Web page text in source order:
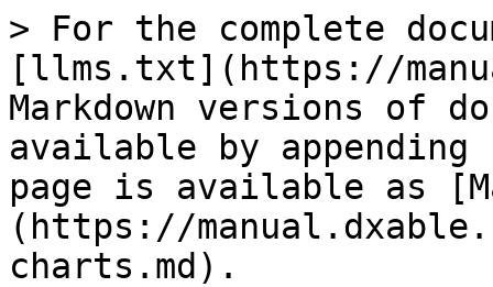
> For the complete
[llms.txt](https://
Markdown versions of
available by
page is available as
(https://
charts.md).